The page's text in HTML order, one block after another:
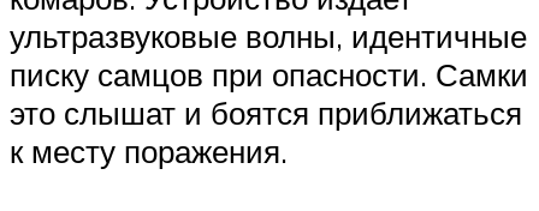
ультразвуковые волны, идентичные
писку самцов при опасности. Самки
это слышат и боятся приближаться
к месту поражения.